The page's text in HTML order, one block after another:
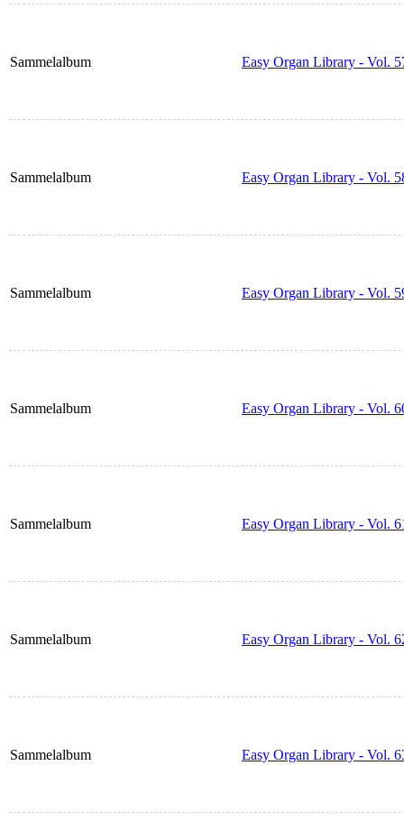
Sammelalbum Easy Organ Library - Vol.
Sammelalbum Easy Organ Library - Vol.
Sammelalbum Easy Organ Library - Vol.
Sammelalbum Easy Organ Library - Vol.
Sammelalbum Easy Organ Library - Vol.
Sammelalbum Easy Organ Library - Vol.
Sammelalbum Easy Organ Library - Vol.